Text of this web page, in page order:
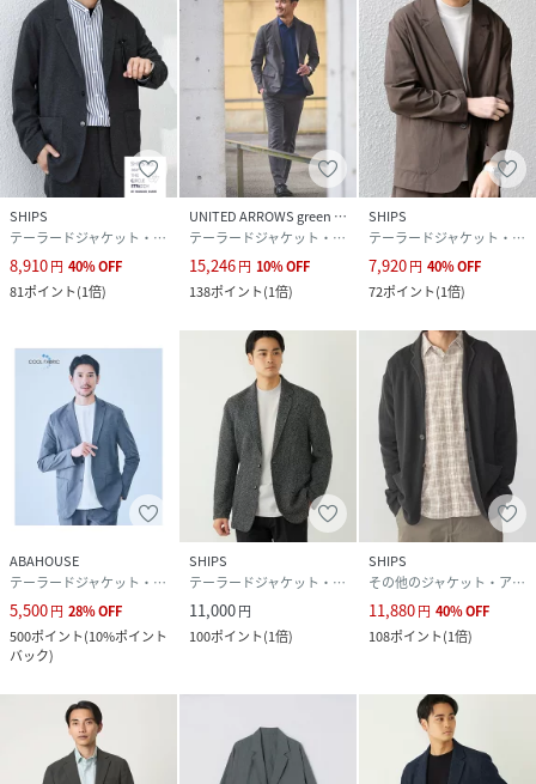
SHIPS
テーラードジャケット・ブレザー
8,910円 40%OFF
81ポイント(1倍)
UNITED ARROWS green label relaxing
テーラードジャケット・ブレザー
15,246円 10%OFF
138ポイント(1倍)
SHIPS
テーラードジャケット・ブレザー
7,920円 40%OFF
72ポイント(1倍)
ABAHOUSE
テーラードジャケット・ブレザー
5,500円 28%OFF
500ポイント(10%ポイント
バック)
SHIPS
テーラードジャケット・ブレザー
11,000円
100ポイント(1倍)
SHIPS
その他のジャケット・アウター
11,880円 40%OFF
108ポイント(1倍)